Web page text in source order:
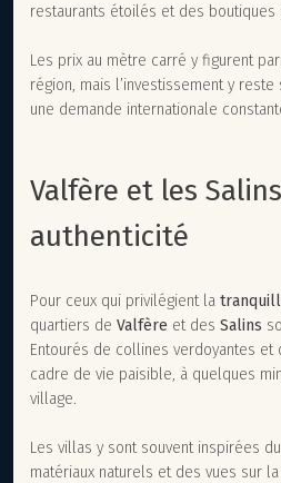
restaurants étoilés et des
Les prix au mètre carré y figurent
région, mais l’investissement y
une demande internationale
Valfère et les
authenticité
Pour ceux qui privilégient la
quartiers de Valfère et des Salins
Entourés de collines verdoyantes et
cadre de vie paisible, à quelques
village.
Les villas y sont souvent inspirées
matériaux naturels et des vues sur